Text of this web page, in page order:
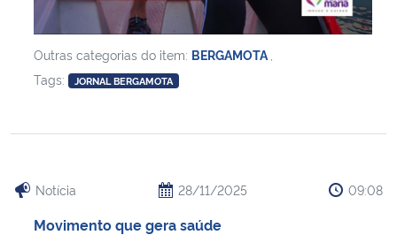
Gabinete de Segurança Institucional
Advocacia-Geral da União
Outras categorias do item: BERGAMOTA
Tags:
JORNAL BERGAMOTA
Notícia 28/11/2025 09:08
Movimento que gera saúde